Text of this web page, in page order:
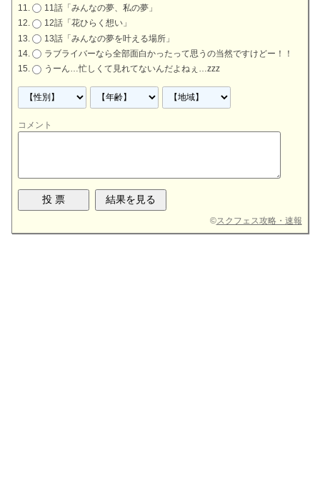
11話「みんなの夢、私の夢」
12話「花ひらく想い」
13話「みんなの夢を叶える場所」
ラブライバーなら全部面白かったって思うの当然ですけどー！！
うーん…忙しくて見れてないんだよねぇ…zzz
コメント
©スクフェス攻略・速報